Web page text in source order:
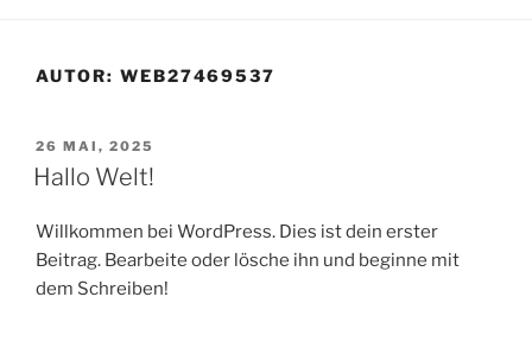
AUTOR: WEB27469537
VERÖFFENTLICHT
AM
26 MAI, 2025
Hallo Welt!
Willkommen bei WordPress. Dies ist dein erster
Beitrag. Bearbeite oder lösche ihn und beginne mit
dem Schreiben!